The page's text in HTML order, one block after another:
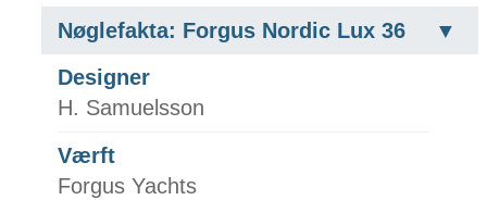
Nøglefakta: Forgus Nordic Lux 36
Designer
H. Samuelsson
Værft
Forgus Yachts